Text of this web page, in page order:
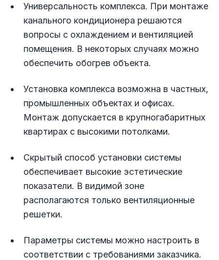
Универсальность комплекса. При монтаже
канального кондиционера решаются
вопросы с охлаждением и вентиляцией
помещения. В некоторых случаях можно
обеспечить обогрев объекта.
Установка комплекса возможна в частных,
промышленных объектах и офисах.
Монтаж допускается в крупногабаритных
квартирах с высокими потолками.
Скрытый способ установки системы
обеспечивает высокие эстетические
показатели. В видимой зоне
располагаются только вентиляционные
решетки.
Параметры системы можно настроить в
соответствии с требованиями заказчика.